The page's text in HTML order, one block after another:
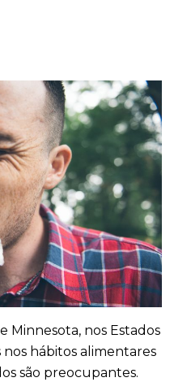
Minnesota, nos Estados
hábitos alimentares
são preocupantes.